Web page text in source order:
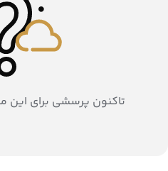
تاکنون پرسشی برای